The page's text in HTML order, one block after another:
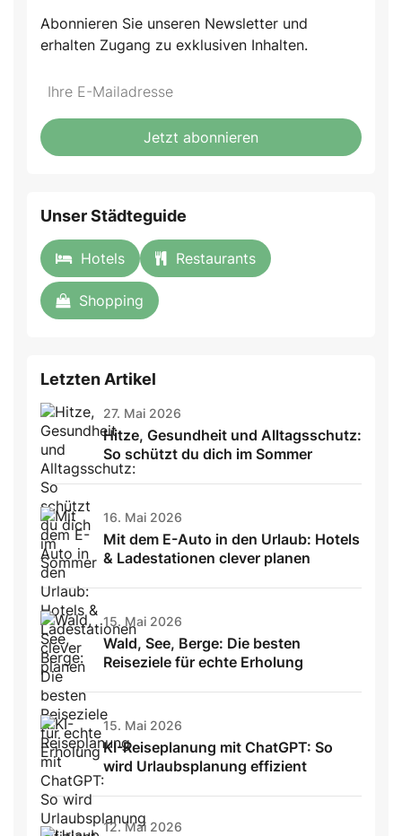
Abonnieren Sie unseren Newsletter und
erhalten Zugang zu exklusiven Inhalten.
Do
fill
this
*Ihre
Mailadresse:
Jetzt abonnieren
Unser Städteguide
Hotels Restaurants
Shopping
Letzten Artikel
27. Mai 2026
Hitze, Gesundheit und Alltagsschutz:
So schützt du dich im Sommer
16. Mai 2026
Mit dem E-Auto in den Urlaub: Hotels
& Ladestationen clever planen
15. Mai 2026
Wald, See, Berge: Die besten
Reiseziele für echte Erholung
15. Mai 2026
KI-Reiseplanung mit ChatGPT: So
wird Urlaubsplanung effizient
12. Mai 2026